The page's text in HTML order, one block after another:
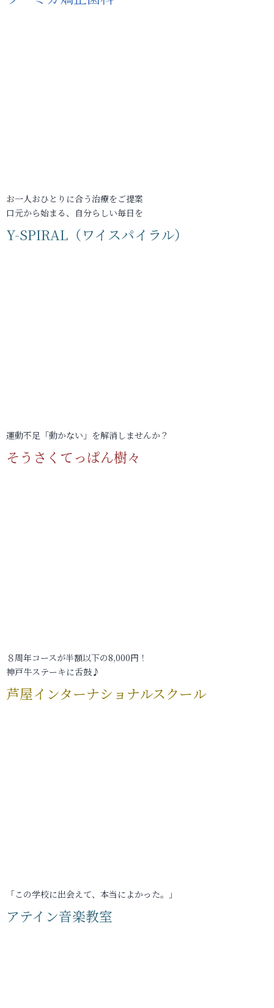
お一人おひとりに合う治療をご提案
口元から始まる、自分らしい毎日を
Y-SPIRAL（ワイスパイラル）
運動不足「動かない」を解消しませんか？
そうさくてっぱん樹々
８周年コースが半額以下の8,000円！
神戸牛ステーキに舌鼓♪
芦屋インターナショナルスクール
「この学校に出会えて、本当によかった。」
アテイン音楽教室